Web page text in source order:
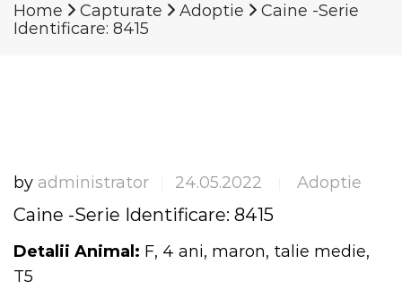
Home Capturate Adoptie
Caine -Serie
Identificare: 8415
by administrator 24.05.2022 Adoptie
Caine -Serie Identificare: 8415
Detalii Animal: F, 4 ani, maron, talie medie,
T5